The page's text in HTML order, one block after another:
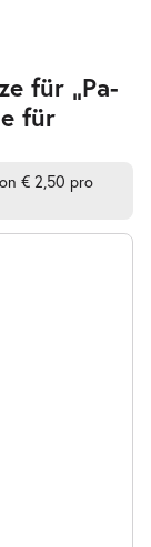
für „Pa-
für
€ 2,50 pro